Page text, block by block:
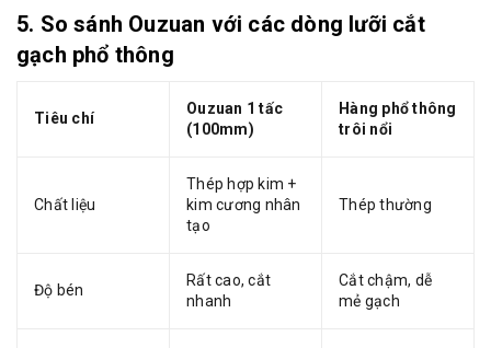
5. So sánh Ouzuan với các dòng lưỡi cắt
gạch phổ thông
Tiêu chí
Ouzuan 1 tấc
(100mm)
Hàng phổ thông
trôi nổi
Chất liệu
Thép hợp kim +
kim cương nhân
tạo
Thép thường
Độ bén
Rất cao, cắt
nhanh
Cắt chậm, dễ
mẻ gạch